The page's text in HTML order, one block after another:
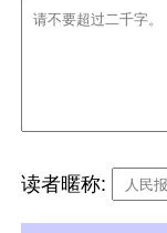
读者暱称: